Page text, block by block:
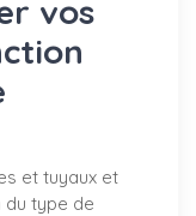
vos
et tuyaux et
type de